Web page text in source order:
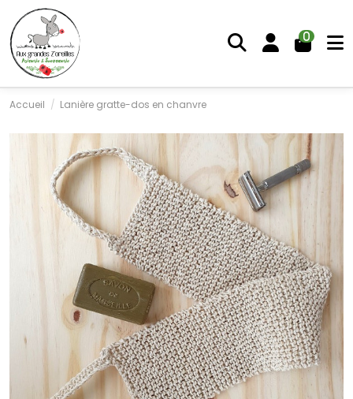
0
Accueil Lanière gratte-dos en chanvre
Panneau de gestion des cookies